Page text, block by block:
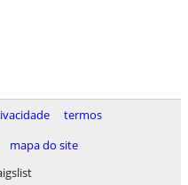
termos
mapa do site